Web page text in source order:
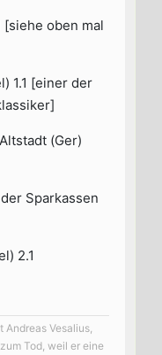
[siehe oben mal
1.1 [einer der
(Ger)
Sparkassen
2.1
Vesalius,
Tod, weil er eine